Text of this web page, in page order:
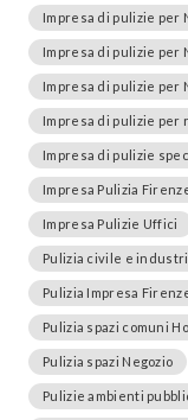
Impresa di pulizie per
Impresa di pulizie per
Impresa di pulizie per
Impresa di pulizie
Impresa di pulizie
Impresa Pulizia
Impresa Pulizie Uffici
Pulizia civile e
Pulizia Impresa
Pulizia spazi comuni
Pulizia spazi Negozio
Pulizie ambienti